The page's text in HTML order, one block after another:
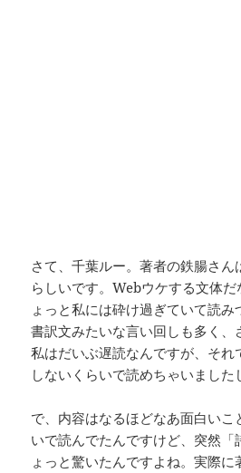
さて、千葉ルー。著者の鉄腸さ
らしいです。Webウケする文体
ょっと私には砕け過ぎていて読
書訳文みたいな言い回しも多く、
私はだいぶ遅読なんですが、それ
しないくらいで読めちゃいました
で、内容はなるほどなあ面白いこ
いで読んでたんですけど、突然「
ょっと驚いたんですよね。実際